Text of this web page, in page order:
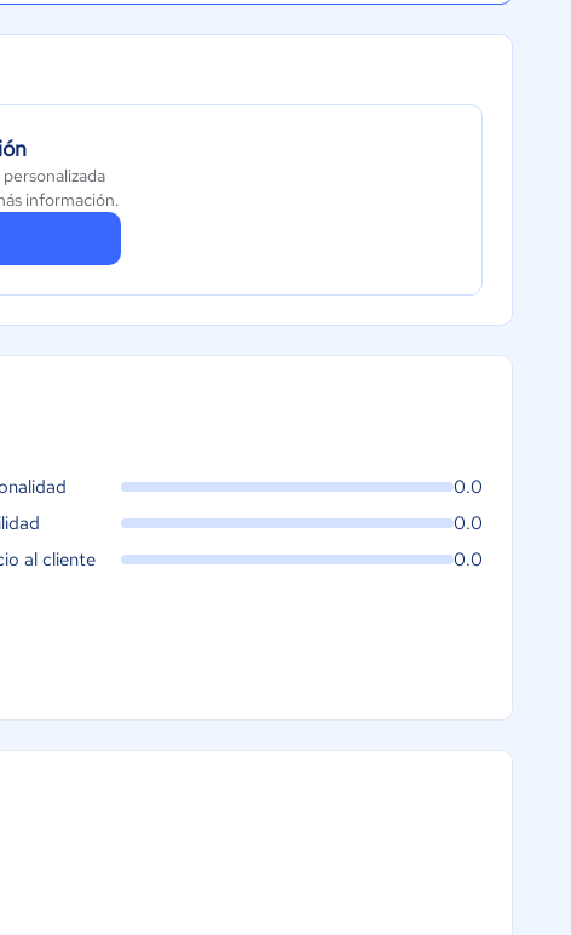
información.
0.0
0.0
al cliente
0.0